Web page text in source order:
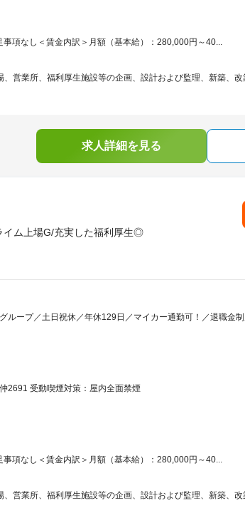
項なし＜賃金内訳＞月額（基本給）：280,000円～40...
営業所、福利厚生施設等の企画、設計および監理、新築、改
求人詳細を見る
イム上場G/充実した福利厚生◎
ループ／土日祝休／年休129日／マイカー通勤可！／退職金制
2691 受動喫煙対策：屋内全面禁煙
項なし＜賃金内訳＞月額（基本給）：280,000円～40...
営業所、福利厚生施設等の企画、設計および監理、新築、改